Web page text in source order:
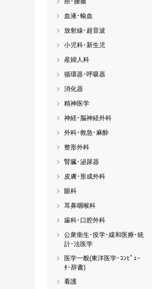
血液･輸血
放射線･超音波
小児科･新生児
産婦人科
循環器･呼吸器
消化器
精神医学
神経･脳神経外科
外科･救急･麻酔
整形外科
腎臓･泌尿器
皮膚･形成外科
眼科
耳鼻咽喉科
歯科･口腔外科
公衆衛生･疫学･緩和医療･統
計･法医学
医学一般(東洋医学･ｺﾝﾋﾟｭｰ
ﾀ･辞書)
看護